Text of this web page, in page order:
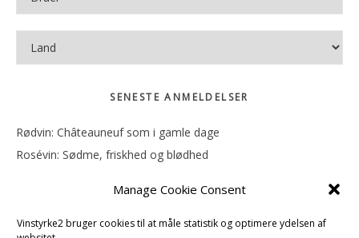
Manage Cookie Consent
Vinstyrke2 bruger cookies til at måle statistik og optimere ydelsen af
SENESTE ANMELDELSER
Rødvin: Châteauneuf som i gamle dage
Rosévin: Sødme, friskhed og blødhed
Rosévin: Forfriskende bagatel
Rosévin: Sødmen hænger i munden